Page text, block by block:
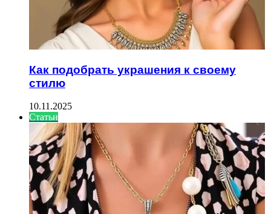
Как подобрать украшения к своему
стилю
10.11.2025
Статьи